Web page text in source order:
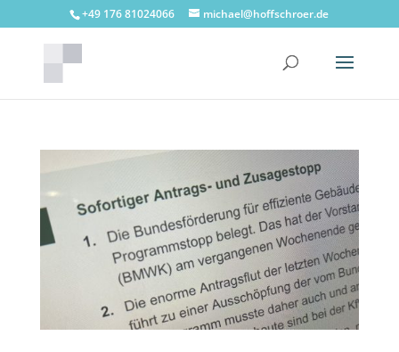
+49 176 81024066 michael@hoffschroer.de